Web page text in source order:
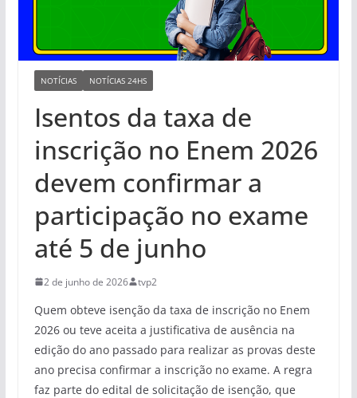
NOTÍCIAS NOTÍCIAS 24HS
Isentos da taxa de
inscrição no Enem 2026
devem confirmar a
participação no exame
até 5 de junho
2 de junho de 2026 tvp2
Quem obteve isenção da taxa de inscrição no Enem
2026 ou teve aceita a justificativa de ausência na
edição do ano passado para realizar as provas deste
ano precisa confirmar a inscrição no exame. A regra
faz parte do edital de solicitação de isenção, que